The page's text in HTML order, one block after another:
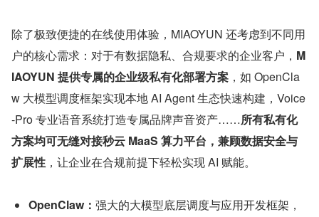
除了极致便捷的在线使用体验，MIAOYUN 还考虑到不同用
户的核心需求：对于有数据隐私、合规要求的企业客户， M
IAOYUN 提供专属的企业级私有化部署方案 ，如 OpenCla
w 大模型调度框架实现本地 AI Agent 生态快速构建，Voice
-Pro 专业语音系统打造专属品牌声音资产……所有私有化
方案均可无缝对接秒云 MaaS 算力平台，兼顾数据安全与
扩展性 ，让企业在合规前提下轻松实现 AI 赋能。
OpenClaw： 强大的大模型底层调度与应用开发框架，